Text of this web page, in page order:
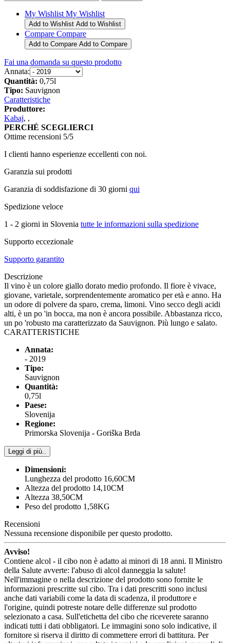
My Wishlist My Wishlist
Add to Wishlist Add to Wishlist
Compare Compare
Add to Compare Add to Compare
Fai una domanda su questo prodotto
Annata:
Quantità: 0,75l
Tipo: Sauvignon
Caratteristiche
Produttore:
Kabaj, ,
PERCHÉ SCEGLIERCI
Ottime recensioni 5/5
I clienti hanno esperienze eccellenti con noi.
Garanzia sui prodotti
Garanzia di soddisfazione di 30 giorni qui
Spedizione veloce
1 - 2 giorni in Slovenia tutte le informazioni sulla spedizione
Supporto eccezionale
Supporto garantito
Descrizione
Il vino è un colore giallo dorato medio profondo. Il fiore è vivace,
giovane, varietale, sorprendentemente aromatico per età e anno. Ha
un odore di polvere da sparo, crema, limoni. Vino secco degli acidi
alti, è un po 'in bocca, ma non è ancora possibile. Abbastanza ricco,
un po 'robusto ma caratterizzato da Sauvignon. Più lungo e salato.
CARATTERISTICHE
Annata:
- 2019
Tipo:
Sauvignon
Quantità:
0,75l
Paese:
Slovenija
Regione:
Primorska Slovenija - Goriška Brda
Leggi di più..
Dimensioni:
Lunghezza del prodotto 16,60CM
Altezza del prodotto 14,10CM
Altezza 38,50CM
Peso del prodotto 1,58KG
Recensioni
Nessuna recensione disponibile per questo prodotto.
Avviso!
Contiene alcol - il cibo non è adatto ai minori di 18 anni. Il Ministro
della Salute avverte: l'abuso di alcol danneggia la salute!
Nell'immagine o nella descrizione del prodotto sono fornite le
informazioni prescritte sul cibo. Tra i dati prescritti sono inclusi
anche dati variabili come la data di scadenza, il produttore e
l'origine, quindi potreste notare delle differenze sul prodotto
selezionato a casa. Sull'etichetta del cibo che riceverete saranno
indicati tutti i dati obbligatori. Le immagini sono solo indicative, il
fornitore si riserva il diritto di commettere errori di battitura. Per